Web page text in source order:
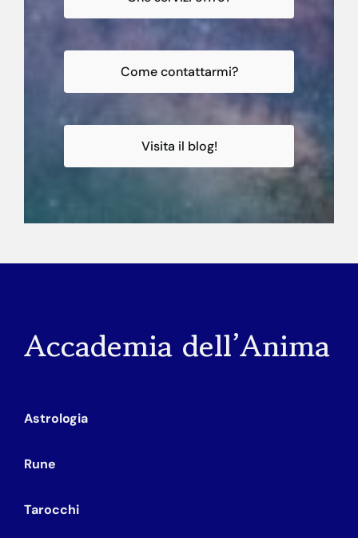
Come contattarmi?
Visita il blog!
Accademia dell’Anima
Astrologia
Rune
Tarocchi